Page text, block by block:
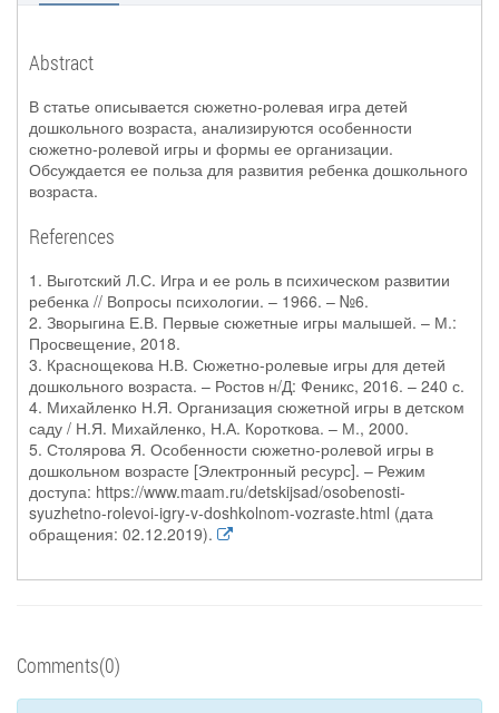
Abstract
В статье описывается сюжетно-ролевая игра детей
дошкольного возраста, анализируются особенности
сюжетно-ролевой игры и формы ее организации.
Обсуждается ее польза для развития ребенка дошкольного
возраста.
References
1. Выготский Л.С. Игра и ее роль в психическом развитии
ребенка // Вопросы психологии. – 1966. – №6.
2. Зворыгина Е.В. Первые сюжетные игры малышей. – М.:
Просвещение, 2018.
3. Краснощекова Н.В. Сюжетно-ролевые игры для детей
дошкольного возраста. – Ростов н/Д: Феникс, 2016. – 240 с.
4. Михайленко Н.Я. Организация сюжетной игры в детском
саду / Н.Я. Михайленко, Н.А. Короткова. – М., 2000.
5. Столярова Я. Особенности сюжетно-ролевой игры в
дошкольном возрасте [Электронный ресурс]. – Режим
доступа: https://www.maam.ru/detskijsad/osobenosti-
syuzhetno-rolevoi-igry-v-doshkolnom-vozraste.html (дата
обращения: 02.12.2019).
Comments(0)